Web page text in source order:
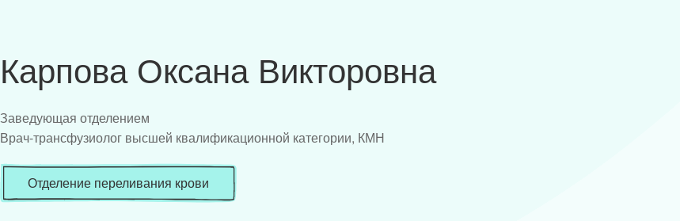
Карпова Оксана Викторовна
Заведующая отделением
Врач-трансфузиолог высшей квалификационной категории, КМН
Отделение переливания крови